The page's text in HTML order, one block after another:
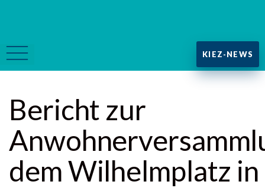
KIEZ-NEWS
Bericht zur
dem Wilhelmplatz